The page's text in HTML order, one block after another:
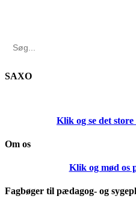
for:
SAXO
Klik og se det
Om os
Klik og mød os
Fagbøger til pædagog- og